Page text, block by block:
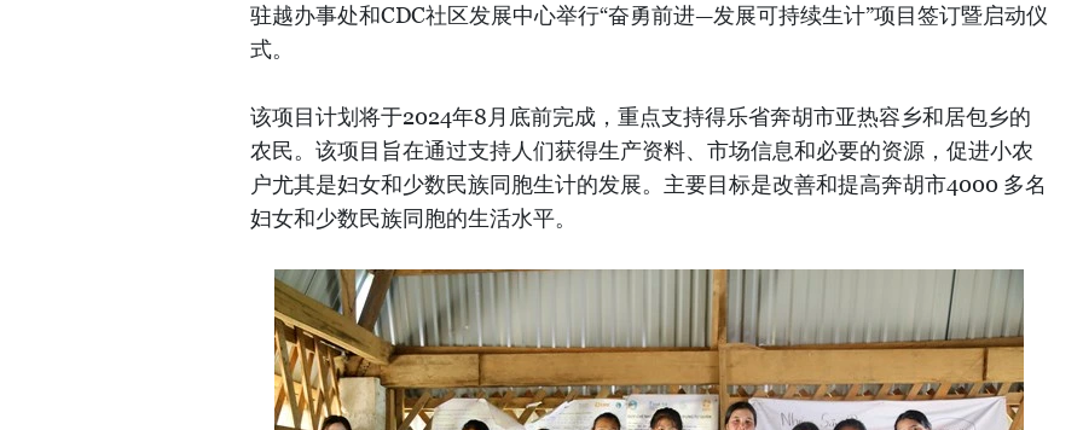
驻越办事处和CDC社区发展中心举行“奋勇前进—发展可持续生计”项目签订暨启动仪
式。
该项目计划将于2024年8月底前完成，重点支持得乐省奔胡市亚热容乡和居包乡的
农民。该项目旨在通过支持人们获得生产资料、市场信息和必要的资源，促进小农
户尤其是妇女和少数民族同胞生计的发展。主要目标是改善和提高奔胡市4000 多名
妇女和少数民族同胞的生活水平。